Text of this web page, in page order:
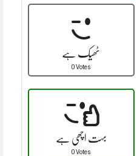
ٹھیک ہے
0 Votes
بہت اچھی ہے
0 Votes